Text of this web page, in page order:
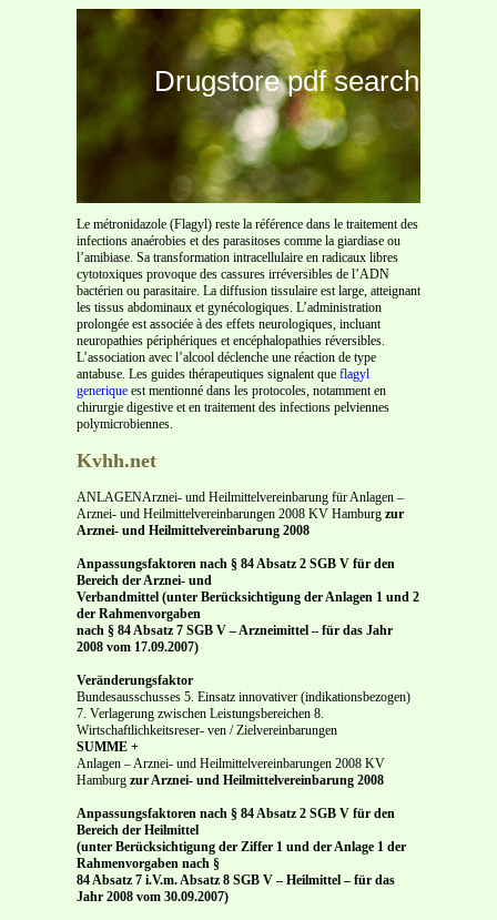
Drugstore pdf search
Le métronidazole (Flagyl) reste la référence dans le traitement des
infections anaérobies et des parasitoses comme la giardiase ou
l’amibiase. Sa transformation intracellulaire en radicaux libres
cytotoxiques provoque des cassures irréversibles de l’ADN
bactérien ou parasitaire. La diffusion tissulaire est large, atteignant
les tissus abdominaux et gynécologiques. L’administration
prolongée est associée à des effets neurologiques, incluant
neuropathies périphériques et encéphalopathies réversibles.
L’association avec l’alcool déclenche une réaction de type
antabuse. Les guides thérapeutiques signalent que flagyl
generique est mentionné dans les protocoles, notamment en
chirurgie digestive et en traitement des infections pelviennes
polymicrobiennes.
Kvhh.net
ANLAGENArznei- und Heilmittelvereinbarung für Anlagen –
Arznei- und Heilmittelvereinbarungen 2008 KV Hamburg zur
Arznei- und Heilmittelvereinbarung 2008
Anpassungsfaktoren nach § 84 Absatz 2 SGB V für den
Bereich der Arznei- und
Verbandmittel (unter Berücksichtigung der Anlagen 1 und 2
der Rahmenvorgaben
nach § 84 Absatz 7 SGB V – Arzneimittel – für das Jahr
2008 vom 17.09.2007)
Veränderungsfaktor
Bundesausschusses 5. Einsatz innovativer (indikationsbezogen)
7. Verlagerung zwischen Leistungsbereichen 8.
Wirtschaftlichkeitsreser- ven / Zielvereinbarungen
SUMME +
Anlagen – Arznei- und Heilmittelvereinbarungen 2008 KV
Hamburg zur Arznei- und Heilmittelvereinbarung 2008
Anpassungsfaktoren nach § 84 Absatz 2 SGB V für den
Bereich der Heilmittel
(unter Berücksichtigung der Ziffer 1 und der Anlage 1 der
Rahmenvorgaben nach §
84 Absatz 7 i.V.m. Absatz 8 SGB V – Heilmittel – für das
Jahr 2008 vom 30.09.2007)